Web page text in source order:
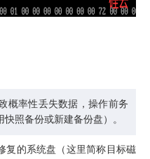
概率性丢失数据，操作前务
照备份或新建备份盘）。
复的系统盘（这里简称目标磁